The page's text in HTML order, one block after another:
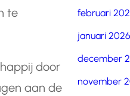
te
door
aan de
februari
januari 2026
december
november